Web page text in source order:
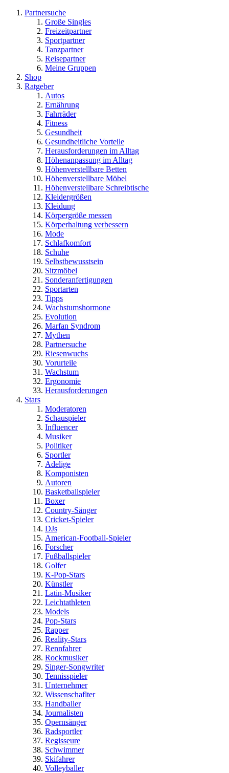
Partnersuche
Große Singles
Freizeitpartner
Sportpartner
Tanzpartner
Reisepartner
Meine Gruppen
Shop
Ratgeber
Autos
Ernährung
Fahrräder
Fitness
Gesundheit
Gesundheitliche Vorteile
Herausforderungen im Alltag
Höhenanpassung im Alltag
Höhenverstellbare Betten
Höhenverstellbare Möbel
Höhenverstellbare Schreibtische
Kleidergrößen
Kleidung
Körpergröße messen
Körperhaltung verbessern
Mode
Schlafkomfort
Schuhe
Selbstbewusstsein
Sitzmöbel
Sonderanfertigungen
Sportarten
Tipps
Wachstumshormone
Evolution
Marfan Syndrom
Mythen
Partnersuche
Riesenwuchs
Vorurteile
Wachstum
Ergonomie
Herausforderungen
Stars
Moderatoren
Schauspieler
Influencer
Musiker
Politiker
Sportler
Adelige
Komponisten
Autoren
Basketballspieler
Boxer
Country-Sänger
Cricket-Spieler
DJs
American-Football-Spieler
Forscher
Fußballspieler
Golfer
K-Pop-Stars
Künstler
Latin-Musiker
Leichtathleten
Models
Pop-Stars
Rapper
Reality-Stars
Rennfahrer
Rockmusiker
Singer-Songwriter
Tennisspieler
Unternehmer
Wissenschaflter
Handballer
Journalisten
Opernsänger
Radsportler
Regisseure
Schwimmer
Skifahrer
Volleyballer